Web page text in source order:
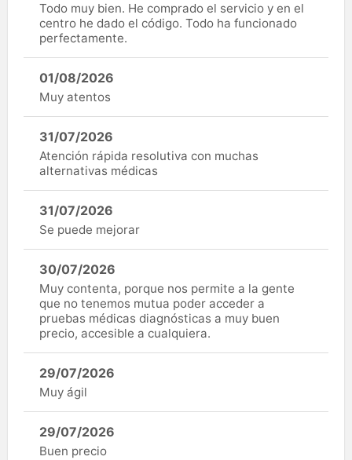
Todo muy bien. He comprado el servicio y en el
centro he dado el código. Todo ha funcionado
perfectamente.
01/08/2026
Muy atentos
31/07/2026
Atención rápida resolutiva con muchas
alternativas médicas
31/07/2026
Se puede mejorar
30/07/2026
Muy contenta, porque nos permite a la gente
que no tenemos mutua poder acceder a
pruebas médicas diagnósticas a muy buen
precio, accesible a cualquiera.
29/07/2026
Muy ágil
29/07/2026
Buen precio